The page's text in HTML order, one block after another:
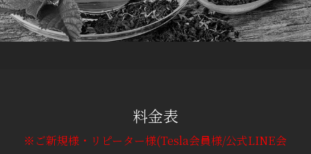
料金表
※ご新規様・リピーター様(Tesla会員様/公式LINE会